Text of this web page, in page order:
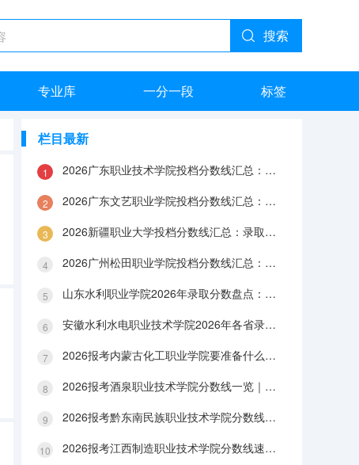
搜索
专业库 一分一段 标签
栏目最新
2026广东职业技术学院投档分数线汇总：录取分数、报到与就业数据
2026广东文艺职业学院投档分数线汇总：录取分数、报到与就业数据
2026新疆职业大学投档分数线汇总：录取分数、报到与就业数据
2026广州松田职业学院投档分数线汇总：录取分数、报到与就业数据
山东水利职业学院2026年录取分数盘点：宿舍、费用、就业与FAQ
安徽水利水电职业技术学院2026年各省录取分数：报到手续、费用与就业数据
2026报考内蒙古化工职业学院要准备什么？分数线与入学全攻略
2026报考酒泉职业技术学院分数线一览｜手续办理与FAQ解答
2026报考黔东南民族职业技术学院分数线参考｜生活条件与入学流程
2026报考江西制造职业技术学院分数线速查｜生活成本与FAQ解答